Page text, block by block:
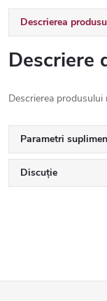
Descrierea
Descriere
Descrierea
Parametri
Discuţie